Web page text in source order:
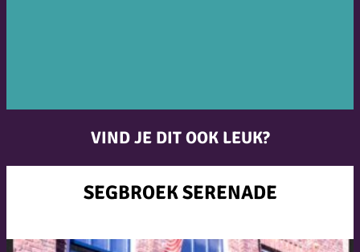
VIND JE DIT OOK LEUK?
SEGBROEK SERENADE